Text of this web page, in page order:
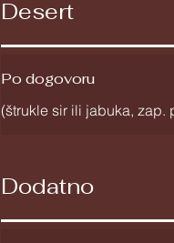
Desert
Po dogovoru
(štrukle sir ili jabuka,
Dodatno